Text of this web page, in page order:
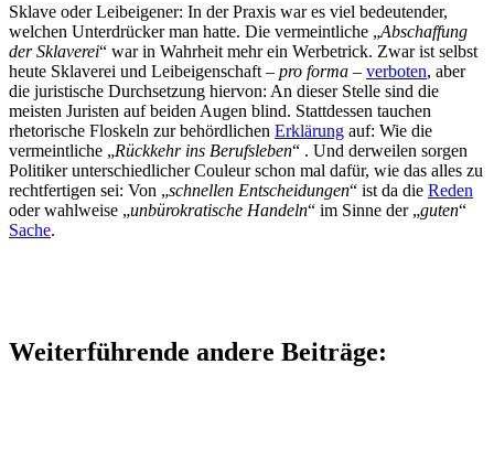
Sklave oder Leibeigener: In der Praxis war es viel bedeutender,
welchen Unterdrücker man hatte. Die vermeintliche „Abschaffung
der Sklaverei“ war in Wahrheit mehr ein Werbetrick. Zwar ist selbst
heute Sklaverei und Leibeigenschaft – pro forma – verboten, aber
die juristische Durchsetzung hiervon: An dieser Stelle sind die
meisten Juristen auf beiden Augen blind. Stattdessen tauchen
rhetorische Floskeln zur behördlichen Erklärung auf: Wie die
vermeintliche „Rückkehr ins Berufsleben“ . Und derweilen sorgen
Politiker unterschiedlicher Couleur schon mal dafür, wie das alles zu
rechtfertigen sei: Von „schnellen Entscheidungen“ ist da die Reden
oder wahlweise „unbürokratische Handeln“ im Sinne der „guten“
Sache.
Weiterführende andere Beiträge: